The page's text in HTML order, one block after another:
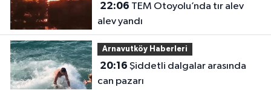
22:06
alev yandı
Arnavutköy Haberleri
20:16
can pazarı